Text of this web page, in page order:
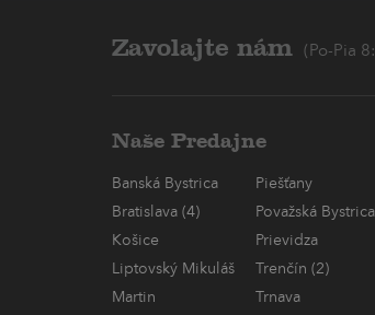
Zavolajte nám (Po-Pia
Naše Predajne
Banská Bystrica
Piešťany
Bratislava (4)
Považská Bystrica
Košice
Prievidza
Liptovský Mikuláš
Trenčín (2)
Martin
Trnava